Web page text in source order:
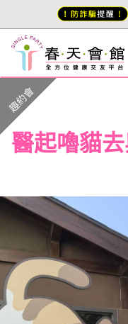
醫起嚕貓
趣約會